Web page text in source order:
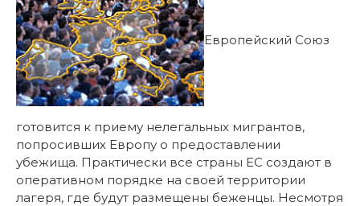
Европейский Союз
готовится к приему нелегальных мигрантов,
попросивших Европу о предоставлении
убежища. Практически все страны ЕС создают в
оперативном порядке на своей территории
лагеря, где будут размещены беженцы. Несмотря